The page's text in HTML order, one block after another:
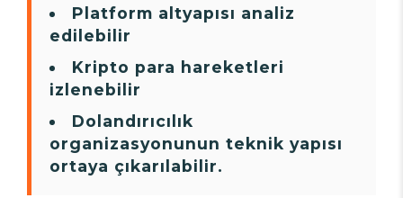
Platform altyapısı analiz
edilebilir
Kripto para hareketleri
izlenebilir
Dolandırıcılık
organizasyonunun teknik yapısı
ortaya çıkarılabilir.